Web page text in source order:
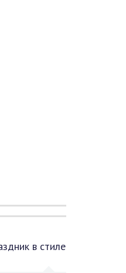
в стиле